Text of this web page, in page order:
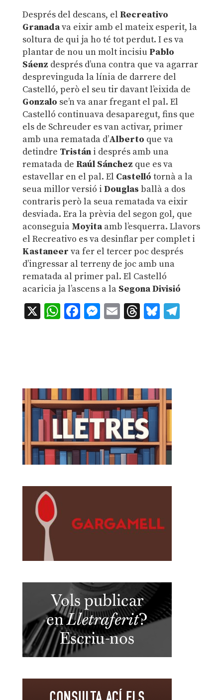
Després del descans, el Recreativo
Granadava eixir amb el mateix esperit, la
soltura de qui ja ho té tot perdut. I es va
plantar de nou un molt incisiu Pablo
Sáenz després d’una contra que va agarrar
desprevinguda la línia de darrere del
Castelló, però el seu tir davant l’eixida de
Gonzalo se’n va anar fregant el pal. El
Castelló continuava desaparegut, fins que
els de Schreuder es van activar, primer
amb una rematada d’Alberto que va
detindre Tristáni després amb una
rematada de Raúl Sánchez que es va
estavellar en el pal. El Castelló tornà a la
seua millor versió i Douglas ballà a dos
contraris però la seua rematada va eixir
desviada. Era la prèvia del segon gol, que
aconseguia Moyitaamb l’esquerra. Llavors
el Recreativo es va desinflar per complet i
Kastaneer va fer el tercer poc després
d’ingressar al terreny de joc amb una
rematada al primer pal. El Castelló
acaricia ja l’ascens a la Segona Divisió
X WhatsApp
Facebook
Messenger
EmailThreads
Bluesky